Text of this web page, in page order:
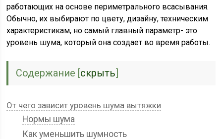
работающих на основе периметрального всасывания.
Обычно, их выбирают по цвету, дизайну, техническим
характеристикам, но самый главный параметр- это
уровень шума, который она создает во время работы.
Содержание [скрыть]
От чего зависит уровень шума вытяжки
Нормы шума
Как уменьшить шумность